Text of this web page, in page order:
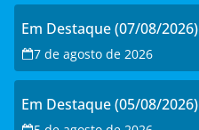
Em Destaque (07/08/2026)
7 de agosto de 2026
Em Destaque (05/08/2026)